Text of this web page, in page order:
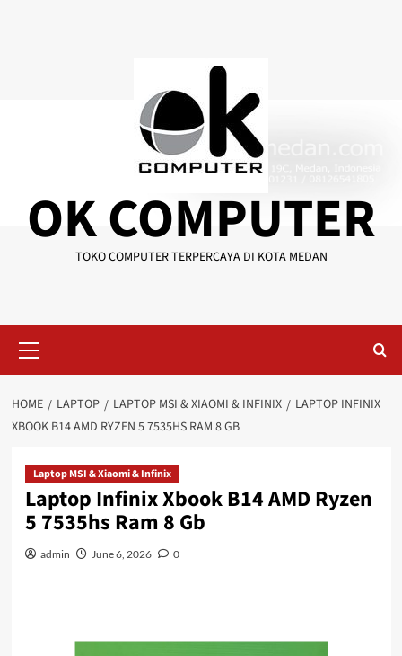
OK COMPUTER
TOKO COMPUTER TERPERCAYA DI KOTA MEDAN
Menu
HOME LAPTOP LAPTOP MSI & XIAOMI & INFINIX
LAPTOP INFINIX
XBOOK B14 AMD RYZEN 5 7535HS RAM 8 GB
Laptop MSI & Xiaomi & Infinix
Laptop Infinix Xbook B14 AMD Ryzen
5 7535hs Ram 8 Gb
admin June 6, 2026 0